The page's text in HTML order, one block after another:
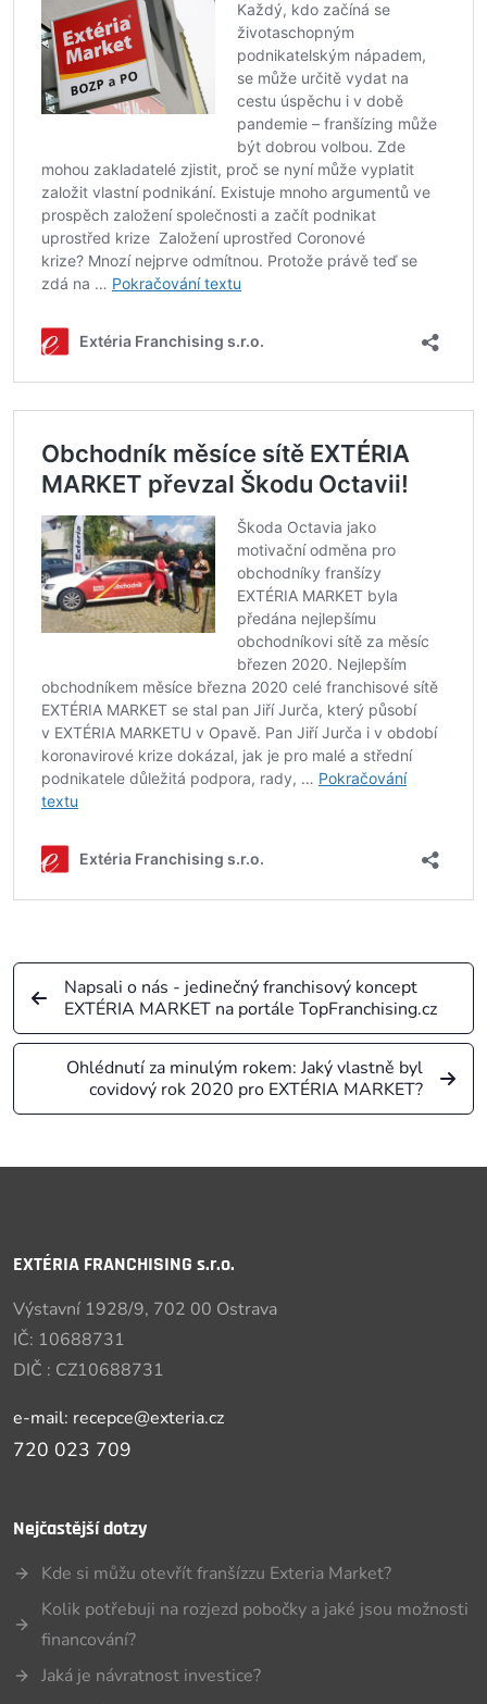
Napsali o nás - jedinečný franchisový koncept
EXTÉRIA MARKET na portále TopFranchising.cz
Ohlédnutí za minulým rokem: Jaký vlastně byl
covidový rok 2020 pro EXTÉRIA MARKET?
EXTÉRIA FRANCHISING s.r.o.
Výstavní 1928/9, 702 00 Ostrava
IČ: 10688731
DIČ : CZ10688731
e-mail: recepce@exteria.cz
720 023 709
Nejčastější dotzy
Kde si můžu otevřít franšízzu Exteria Market?
Kolik potřebuji na rozjezd pobočky a jaké jsou možnosti
financování?
Jaká je návratnost investice?